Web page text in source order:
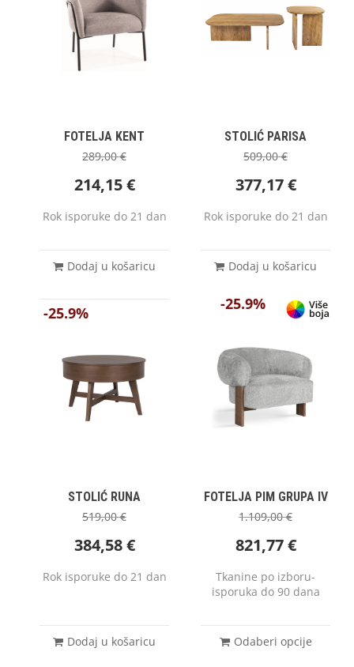
FOTELJA KENT
289,00€
214,15€
Rok isporuke do 21 dan
Dodaj u košaricu
STOLIĆ PARISA
509,00€
377,17€
Rok isporuke do 21 dan
Dodaj u košaricu
-25.9%
STOLIĆ RUNA
519,00€
384,58€
Rok isporuke do 21 dan
Dodaj u košaricu
-25.9%
FOTELJA PIM GRUPA IV
1.109,00€
821,77€
Tkanine po izboru-
isporuka do 90 dana
Odaberi opcije